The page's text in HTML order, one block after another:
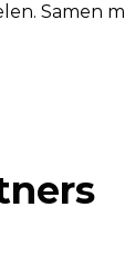
Samen